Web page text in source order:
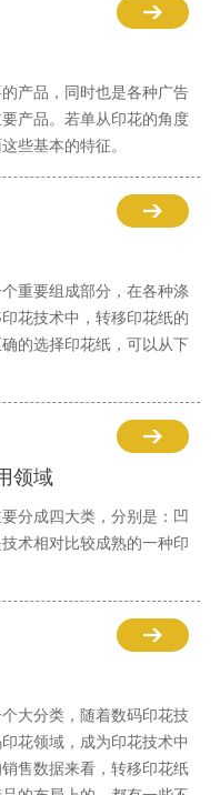
产品，同时也是各种广告
产品。若单从印花的角度
些基本的特征。
重要组成部分，在各种涤
花技术中，转移印花纸的
的选择印花纸，可以从下
领域
分成四大类，分别是：凹
术相对比较成熟的一种印
大分类，随着数码印花技
花领域，成为印花技术中
售数据来看，转移印花纸